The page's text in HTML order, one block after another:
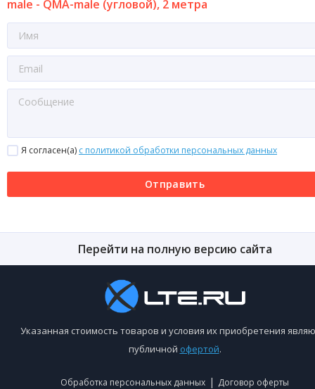
male - QMA-male (угловой), 2 метра
Я согласен(a) с политикой обработки персональных данных
Отправить
Перейти на полную версию сайта
Указанная стоимость товаров и условия их приобретения
публичной офертой.
Обработка персональных данных | Договор оферты